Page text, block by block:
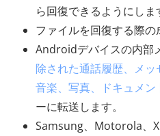
ら回復できるようにしま
ファイルを回復する際の
Androidデバイスの内部
除された通話履歴、メッ
音楽、写真、ドキュメン
ーに転送します。
Samsung、Motorola、